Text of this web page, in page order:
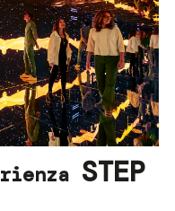
STEP